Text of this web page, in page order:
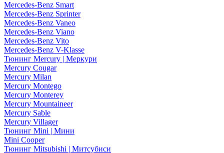
Mercedes-Benz Smart
Mercedes-Benz Sprinter
Mercedes-Benz Vaneo
Mercedes-Benz Viano
Mercedes-Benz Vito
Mercedes-Benz V-Klasse
Тюнинг Mercury | Меркури
Mercury Cougar
Mercury Milan
Mercury Montego
Mercury Monterey
Mercury Mountaineer
Mercury Sable
Mercury Villager
Тюнинг Mini | Мини
Mini Cooper
Тюнинг Mitsubishi | Митсубиси